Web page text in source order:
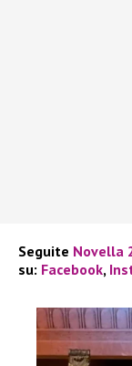
Seguite Novella
su: Facebook,